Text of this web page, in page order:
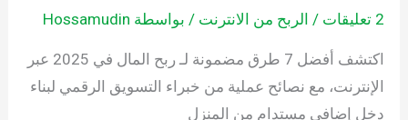
2 تعليقات / الربح من الانترنت / بواسطة Hossamudin
اكتشف أفضل 7 طرق مضمونة لـ ربح المال في 2025 عبر
الإنترنت، مع نصائح عملية من خبراء التسويق الرقمي لبناء
دخل إضافي مستدام من المنزل